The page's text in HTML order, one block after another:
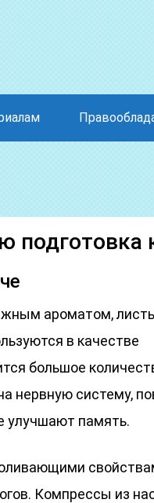
подготовка
ароматом,
в качестве
большое
нервную систему,
улучшают память.
Компрессы из